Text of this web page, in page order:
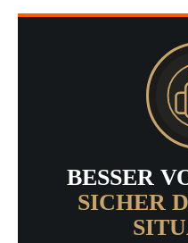
BESSER
SICHER